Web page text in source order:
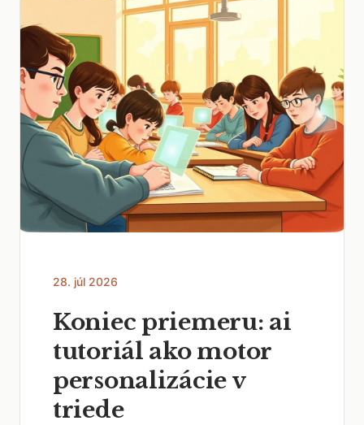
28. júl 2026
Koniec priemeru: ai
tutoriál ako motor
personalizácie v
triede